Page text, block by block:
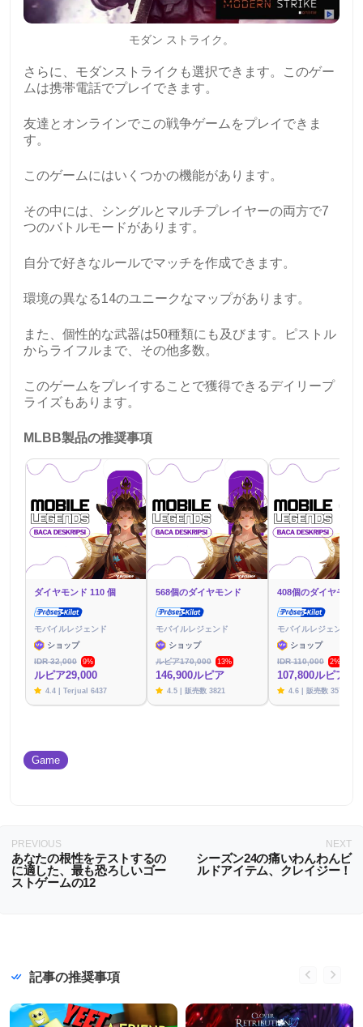
モダン ストライク。
さらに、モダンストライクも選択できます。このゲー
ムは携帯電話でプレイできます。
友達とオンラインでこの戦争ゲームをプレイできま
す。
このゲームにはいくつかの機能があります。
その中には、シングルとマルチプレイヤーの両方で7
つのバトルモードがあります。
自分で好きなルールでマッチを作成できます。
環境の異なる14のユニークなマップがあります。
また、個性的な武器は50種類にも及びます。ピストル
からライフルまで、その他多数。
このゲームをプレイすることで獲得できるデイリープ
ライズもあります。
MLBB製品の推奨事項
ダイヤモンド 110 個
モバイルレジェンド
ショップ
IDR 32,000
9%
ルピア29,000
4.4 | Terjual 6437
568個のダイヤモンド
モバイルレジェンド
ショップ
ルピア170,000
13%
146,900ルピア
4.5 | 販売数 3821
408個のダイヤモンド
モバイルレジェンド
ショップ
IDR 110,000
2%
107,800ルピア
4.6 | 販売数 3576
Game
PREVIOUS
あなたの根性をテストするの
に適した、最も恐ろしいゴー
ストゲームの12
NEXT
シーズン24の痛いわんわんビ
ルドアイテム、クレイジー！
記事の推奨事項